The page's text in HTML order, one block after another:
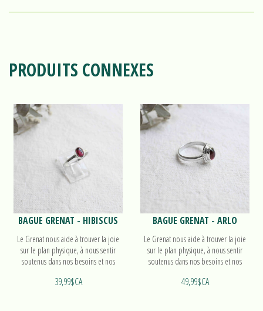
PRODUITS CONNEXES
BAGUE GRENAT - HIBISCUS
Le Grenat nous aide à trouver la joie
sur le plan physique, à nous sentir
soutenus dans nos besoins et nos
l'amour. Découvrez notre bague
39,99$CA
BAGUE GRENAT - ARLO
Le Grenat nous aide à trouver la joie
sur le plan physique, à nous sentir
soutenus dans nos besoins et nos
l'amour. Découvrez notre bague Arlo!
49,99$CA